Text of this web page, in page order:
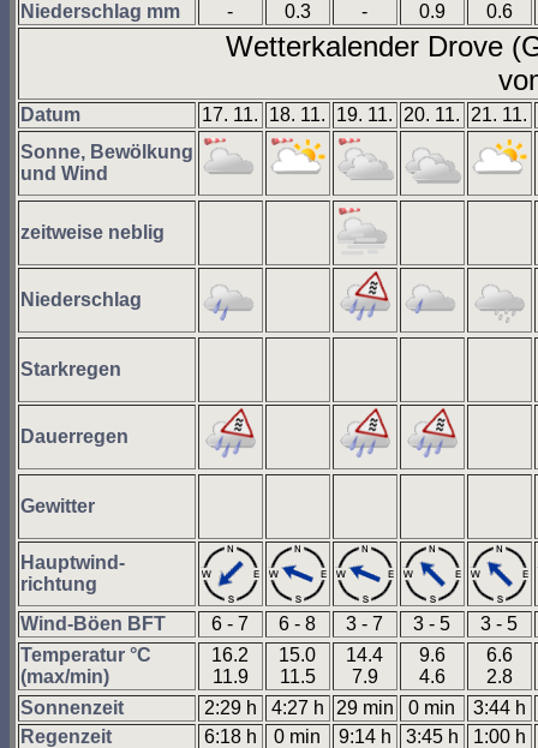
Niederschlag mm
- 0.3 - 0.9 0.6
Wetterkalender Drove
Datum 17. 11. 18. 11. 19. 11. 20. 11.
21. 11.
Sonne, Bewölkung
und Wind
zeitweise neblig
Niederschlag
Starkregen
Dauerregen
Gewitter
Hauptwind-
richtung
Wind-Böen BFT
6 - 7 6 - 8 3 - 7 3 - 5
3 - 5
Temperatur °C
(max/min)
16.2
11.9
15.0
11.5
14.4
7.9
9.6
4.6
6.6
2.8
Sonnenzeit
2:29 h 4:27 h 29 min 0 min
3:44 h
Regenzeit
6:18 h 0 min 9:14 h 3:45 h
1:00 h